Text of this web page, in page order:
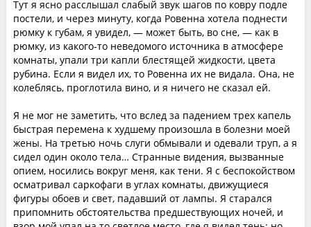
Тут я ясно расслышал слабый звук шагов по ковру подле
постели, и через минуту, когда Ровенна хотела поднести
рюмку к губам, я увидел, — может быть, во сне, — как в
рюмку, из какого-то неведомого источника в атмосфере
комнаты, упали три капли блестящей жидкости, цвета
рубина. Если я видел их, то Ровенна их не видала. Она, не
колеблясь, проглотила вино, и я ничего не сказал ей.
Я не мог не заметить, что вслед за падением трех капель
быстрая перемена к худшему произошла в болезни моей
жены. На третью ночь слуги обмывали и одевали труп, а я
сидел один около тела… Странные видения, вызванные
опием, носились вокруг меня, как тени. Я с беспокойством
осматривал саркофаги в углах комнаты, движущиеся
фигуры обоев и свет, падавший от лампы. Я старался
припомнить обстоятельства предшествующих ночей, и